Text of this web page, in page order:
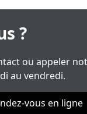
?
ou appeler
au vendredi.
vous en ligne